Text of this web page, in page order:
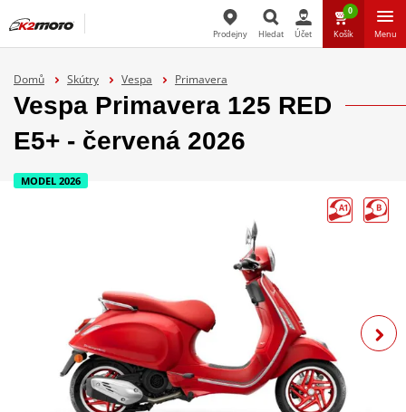
Prodejny Hledat Účet
0
Košík Menu
Domů Skútry Vespa Primavera
Vespa Primavera 125 RED
E5+ - červená 2026
MODEL 2026